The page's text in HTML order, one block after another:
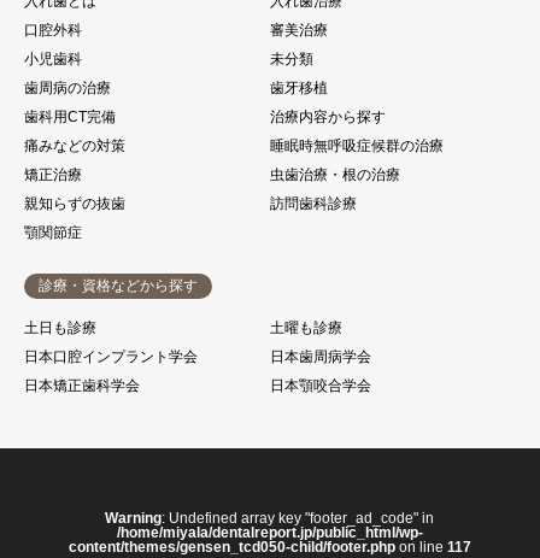
口腔外科
審美治療
小児歯科
未分類
歯周病の治療
歯牙移植
歯科用CT完備
治療内容から探す
痛みなどの対策
睡眠時無呼吸症候群の治療
矯正治療
虫歯治療・根の治療
親知らずの抜歯
訪問歯科診療
顎関節症
診療・資格などから探す
土日も診療
土曜も診療
日本口腔インプラント学会
日本歯周病学会
日本矯正歯科学会
日本顎咬合学会
Warning: Undefined array key "footer_ad_code" in
/home/miyala/dentalreport.jp/public_html/wp-
content/themes/gensen_tcd050-child/footer.php on line 117